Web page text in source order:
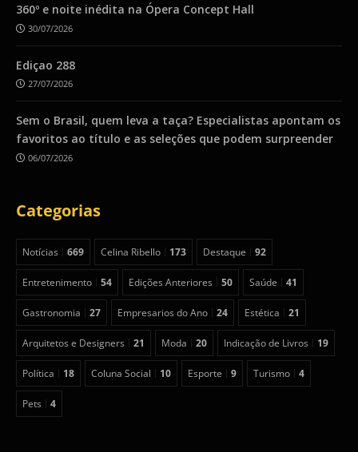
360º e noite inédita na Ópera Concept Hall
30/07/2026
Ediçao 288
27/07/2026
Sem o Brasil, quem leva a taça? Especialistas apontam os
favoritos ao título e as seleções que podem surpreender
06/07/2026
Categorias
Notícias 669 Celina Ribello 173 Destaque 92
Entretenimento 54 Edições Anteriores 50 Saúde 41
Gastronomia 27 Empresarios do Ano 24 Estética 21
Arquitetos e Designers 21 Moda 20 Indicação de Livros 19
Política 18 Coluna Social 10 Esporte 9 Turismo 4
Pets 4